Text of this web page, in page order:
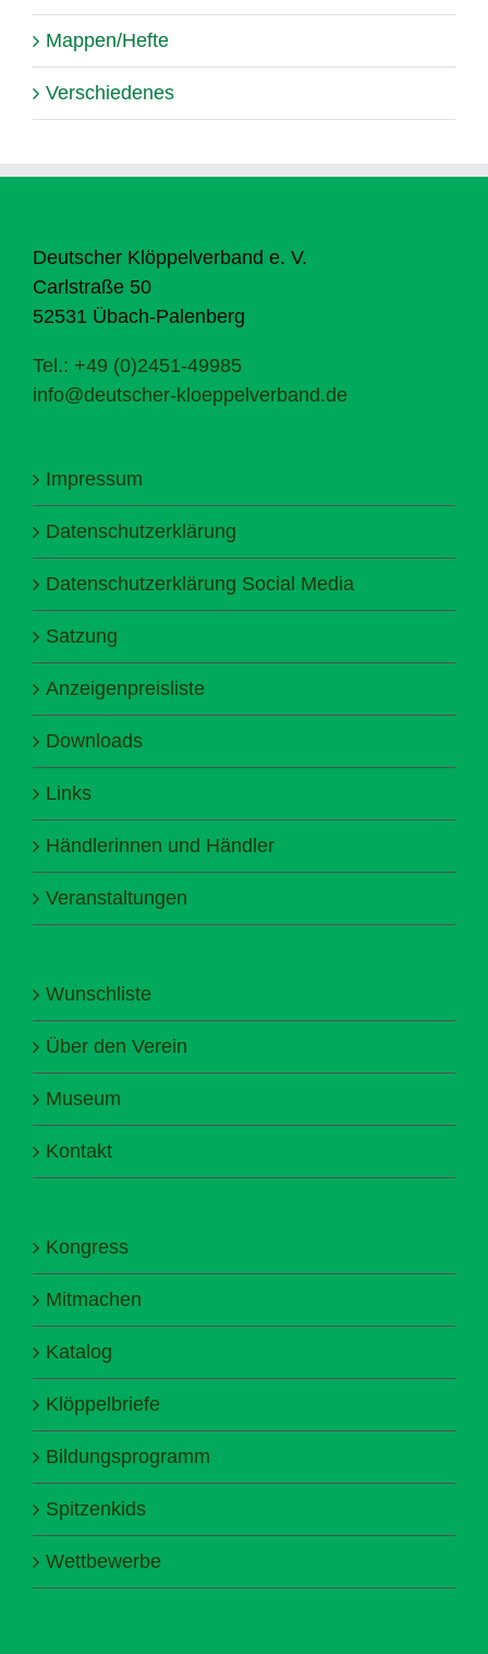
Mappen/Hefte
Verschiedenes
Deutscher Klöppelverband e. V.
Carlstraße 50
52531 Übach-Palenberg
Tel.: +49 (0)2451-49985
info@deutscher-kloeppelverband.de
Impressum
Datenschutzerklärung
Datenschutzerklärung Social Media
Satzung
Anzeigenpreisliste
Downloads
Links
Händlerinnen und Händler
Veranstaltungen
Wunschliste
Über den Verein
Museum
Kontakt
Kongress
Mitmachen
Katalog
Klöppelbriefe
Bildungsprogramm
Spitzenkids
Wettbewerbe